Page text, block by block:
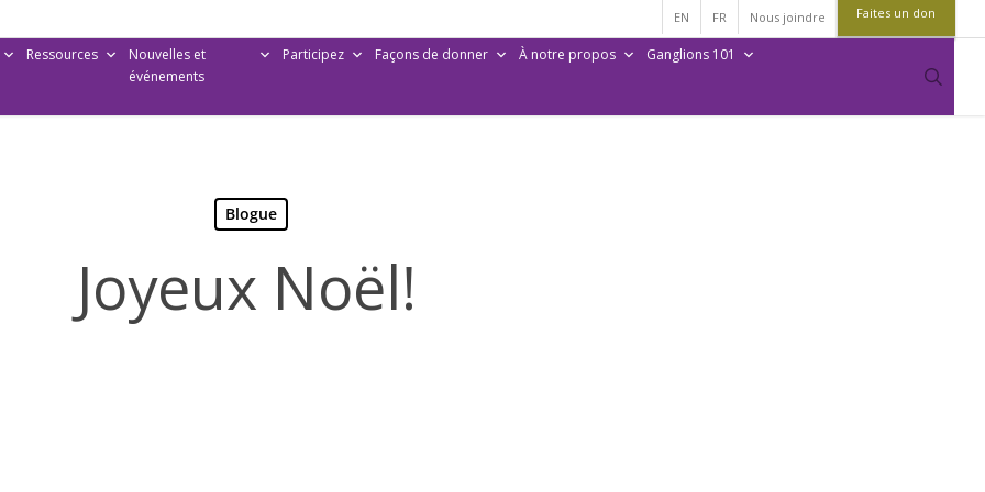
EN FR Nous joindre Faites un don
Ressources
Nouvelles et
événements
Participez Façons de donner À notre propos Ganglions 101
Blogue
Joyeux Noël!